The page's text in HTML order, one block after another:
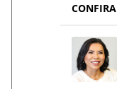
CONFIRA